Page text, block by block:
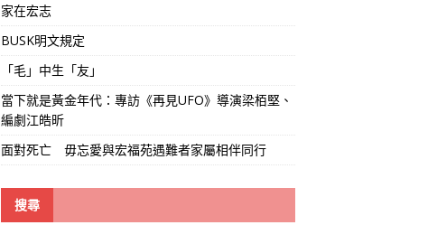
家在宏志
BUSK明文規定
「毛」中生「友」
當下就是黃金年代：專訪《再見UFO》導演梁栢堅、
編劇江皓昕
面對死亡 毋忘愛與宏福苑遇難者家屬相伴同行
搜尋